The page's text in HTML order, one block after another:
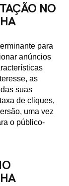
NO
para
anúncios
as
suas
de cliques,
uma vez
o público-